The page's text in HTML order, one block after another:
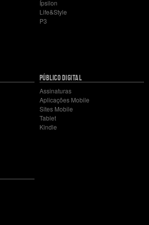
Ípsilon
Life&Style
P3
PÚBLICO DIGITAL
Assinaturas
Aplicações Mobile
Sites Mobile
Tablet
Kindle